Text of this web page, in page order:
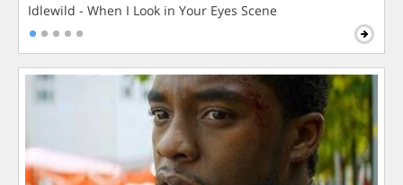
Idlewild - When I Look in Your Eyes Scene